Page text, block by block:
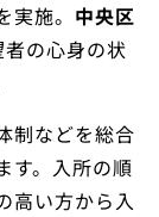
実施。 中央区
の心身の状
制などを総合
す。入所の順
高い方から入